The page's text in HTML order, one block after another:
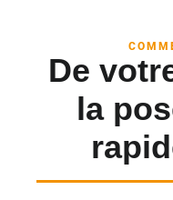
De
la